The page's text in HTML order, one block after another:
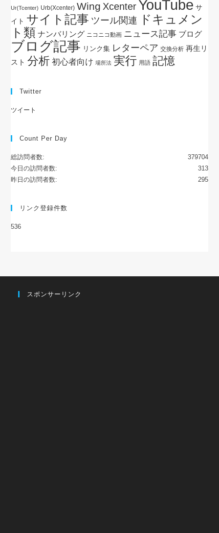
Ur(Tcenter) Urb(Xcenter) Wing Xcenter YouTube サ
イト サイト記事 ツール関連
ドキュメン
ト類 ナンバリング ニコニコ動画 ニュース記事 ブログ
ブログ記事 リンク集 レターペア 交換分析 再生リ
スト 分析 初心者向け 場所法 実行 用語 記憶
Twitter
ツイート
Count Per Day
379704
総訪問者数:
313
今日の訪問者数:
295
昨日の訪問者数:
リンク登録件数
536
スポンサーリンク